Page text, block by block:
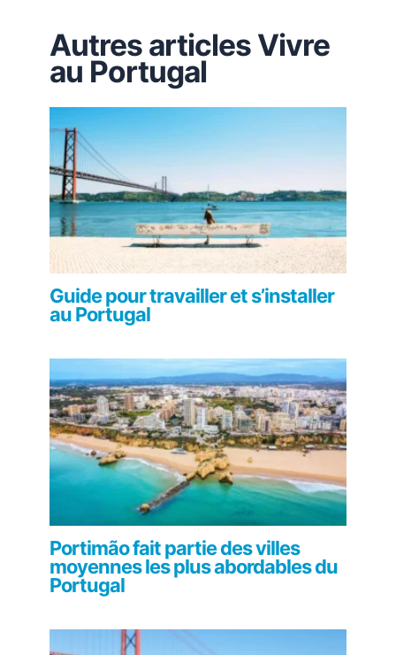
Autres articles Vivre
au Portugal
Guide pour travailler et s’installer
au Portugal
Portimão fait partie des villes
moyennes les plus abordables du
Portugal